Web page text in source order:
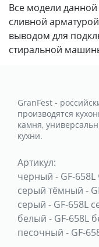
Все модели данной
сливной
выводом для
стиральной
GranFest -
производятся
камня,
кухни.
Артикул:
черный - GF-
серый тёмный -
серый - GF-658L
белый - GF-658L
песочный - GF-